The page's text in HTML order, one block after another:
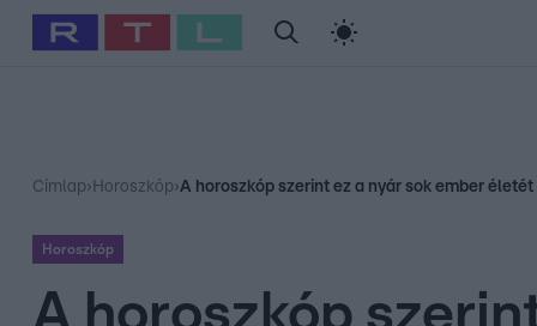
Babits Marcella Szellő István Most Wanted
Címlap› Horoszkóp›A horoszkóp szerint ez a nyár sok ember
Horoszkóp